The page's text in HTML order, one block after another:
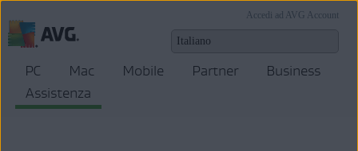
Accedi ad AVG Account
PC Mac Mobile Partner
Business
Assistenza